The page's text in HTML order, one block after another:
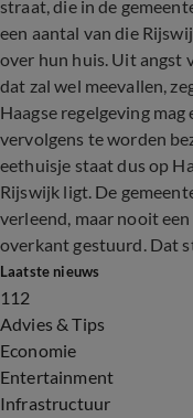
straat, die in de
een aantal van die
over hun huis. Uit angst
dat zal wel meevallen,
Haagse regelgeving
vervolgens te worden
eethuisje staat dus op
Rijswijk ligt. De
verleend, maar nooit
overkant gestuurd. Dat
Laatste nieuws
112
Advies & Tips
Economie
Entertainment
Infrastructuur